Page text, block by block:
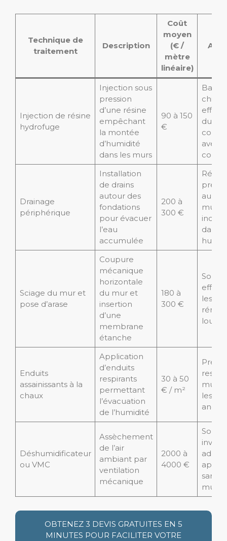
Technique de
traitement
Description
Coût
moyen
(€ /
mètre
linéaire)
Injection de résine
hydrofuge
Injection sous
pression
d’une résine
empêchant
la montée
d’humidité
dans les murs
90 à 150
€
avec
Drainage
périphérique
Installation
de drains
autour des
fondations
pour évacuer
l’eau
accumulée
200 à
300 €
au
murs,
dans
Sciage du mur et
pose d’arase
Coupure
mécanique
horizontale
du mur et
insertion
d’une
membrane
étanche
180 à
300 €
les
Enduits
assainissants à la
chaux
Application
d’enduits
respirants
permettant
l’évacuation
de l’humidité
30 à 50
€ / m²
mur,
les
Déshumidificateur
ou VMC
Assèchement
de l’air
ambiant par
ventilation
mécanique
2000 à
4000 €
sans
murs
OBTENEZ 3 DEVIS GRATUITES EN 5
MINUTES POUR FACILITER VOTRE